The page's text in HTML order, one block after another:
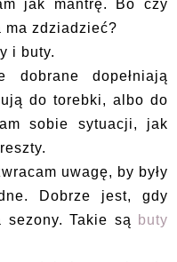
jak mantrę. Bo czy
ma zdziadzieć?
i buty.
dobrane dopełniają
do torebki, albo do
sobie sytuacji, jak
uwagę, by były
Dobrze jest, gdy
sezony. Takie są
buty